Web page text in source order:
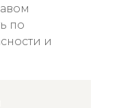
по
и